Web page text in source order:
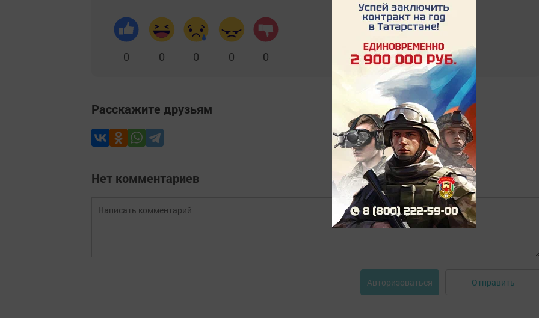
0 0 0 0 0
Расскажите друзьям
Нет комментариев
Авторизоваться Отправить